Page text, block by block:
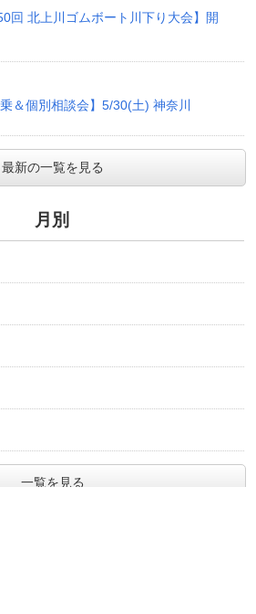
回 北上川ゴムボート川下り大会】開
＆個別相談会】5/30(土) 神奈川
最新の一覧を見る
月別
一覧を見る